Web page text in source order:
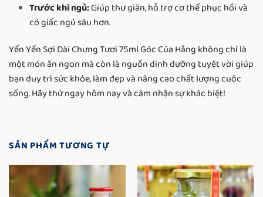
Trước khi ngủ:Giúp thư giãn, hỗ trợ cơ thể phục hồi và
có giấc ngủ sâu hơn.
Yến Yến Sợi Dài Chưng Tươi 75ml Góc Của Hằng không chỉ là
một món ăn ngon mà còn là nguồn dinh dưỡng tuyệt vời giúp
bạn duy trì sức khỏe, làm đẹp và nâng cao chất lượng cuộc
sống. Hãy thử ngay hôm nay và cảm nhận sự khác biệt!
SẢN PHẨM TƯƠNG TỰ